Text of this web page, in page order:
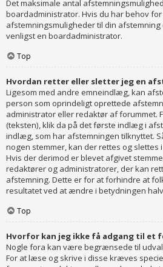
Det maksimale antal
boardadministrator. Hvis du har behov
afstemningsmuligheder til din afstemning
venligst en boardadministrator.
Top
Hvordan retter eller sletter jeg en
Ligesom med andre emneindlæg, kan
person som oprindeligt oprettede
administrator eller redaktør af forummet.
(teksten), klik da på det første indlæg i
indlæg, som har afstemningen tilknyttet.
nogen stemmer, kan der rettes og
Hvis der derimod er blevet afgivet
redaktører og administratorer, der kan
afstemning. Dette er for at forhindre at
resultatet ved at ændre i betydningen
Top
Hvorfor kan jeg ikke få adgang til et
Nogle fora kan være begrænsede til
For at læse og skrive i disse kræves